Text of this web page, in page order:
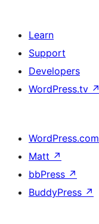
Learn
Support
Developers
WordPress.tv ↗
WordPress.com
Matt ↗
bbPress ↗
BuddyPress ↗